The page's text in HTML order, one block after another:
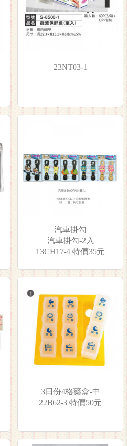
23NT03-1
汽車掛勾
汽車掛勾-2入
13CH17-4 特價35元
3日份4格藥盒-中
22B62-3 特價50元